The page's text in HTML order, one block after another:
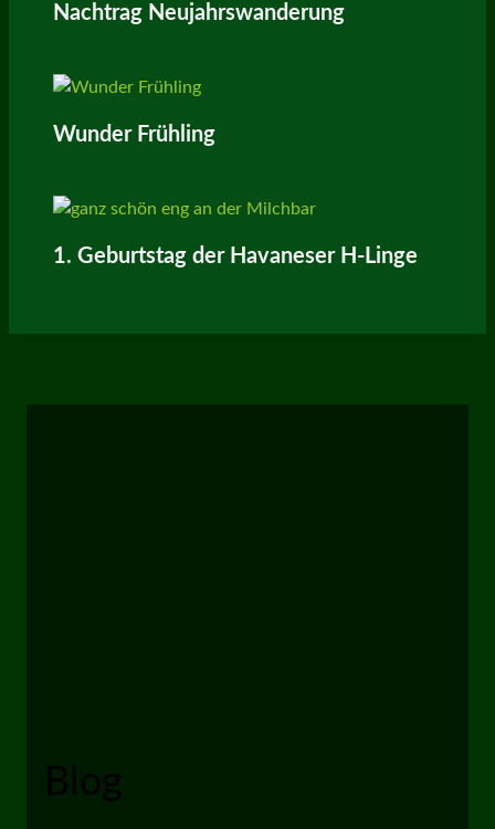
Nachtrag Neujahrswanderung
Wunder Frühling
1. Geburtstag der Havaneser H-Linge
Blog